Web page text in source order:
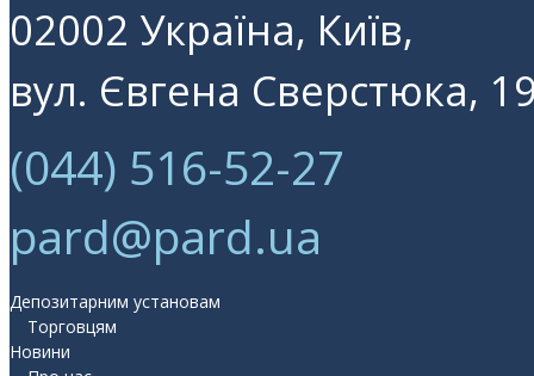
02002 Україна, Київ,
вул. Євгена Сверстюка,
(044) 516-52-27
pard@pard.ua
Депозитарним установам
Торговцям
Новини